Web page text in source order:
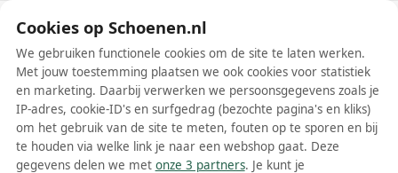
Schoenen.nl
Wis filters Alle filters
Cookies op Schoenen.nl
We gebruiken functionele cookies om de site te laten werken.
Met jouw toestemming plaatsen we ook cookies voor statistiek
en marketing. Daarbij verwerken we persoonsgegevens zoals je
IP-adres, cookie-ID's en surfgedrag (bezochte pagina's en kliks)
om het gebruik van de site te meten, fouten op te sporen en bij
te houden via welke link je naar een webshop gaat. Deze
gegevens delen we met onze 3 partners. Je kunt je